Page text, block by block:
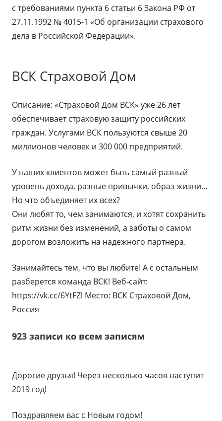
с требованиями пункта 6 статьи 6 Закона РФ от
27.11.1992 № 4015-1 «Об организации страхового
дела в Российской Федерации».
ВСК Страховой Дом
Описание: «Страховой Дом ВСК» уже 26 лет
обеспечивает страховую защиту российских
граждан. Услугами ВСК пользуются свыше 20
миллионов человек и 300 000 предприятий.
У наших клиентов может быть самый разный
уровень дохода, разные привычки, образ жизни…
Но что объединяет их всех?
Они любят то, чем занимаются, и хотят сохранить
ритм жизни без изменений, а заботы о самом
дорогом возложить на надежного партнера.
Занимайтесь тем, что вы любите! А с остальным
разберется команда ВСК! Веб-сайт:
https://vk.cc/6YtFZl Место: ВСК Страховой Дом,
Россия
923 записи ко всем записям
Дорогие друзья! Через несколько часов наступит
2019 год!
Поздравляем вас с Новым годом!